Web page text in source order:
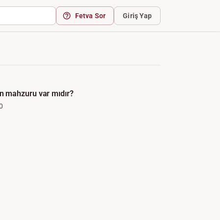
Fetva Sor Giriş Yap
mahzuru var mıdır?